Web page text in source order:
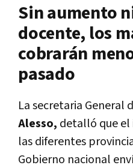
Sin aumento
docente, los
cobrarán
pasado
La secretaria General
Alesso, detalló que el
las diferentes
Gobierno nacional